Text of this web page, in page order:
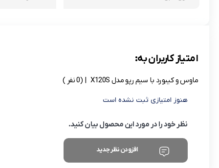
امتیاز کاربران به:
ماوس و کیبورد با سیم رپو مدل X120S | (0 نفر )
هنوز امتیازی ثبت نشده است
نظر خود را در مورد این محصول بیان کنید.
افزودن نظر جدید